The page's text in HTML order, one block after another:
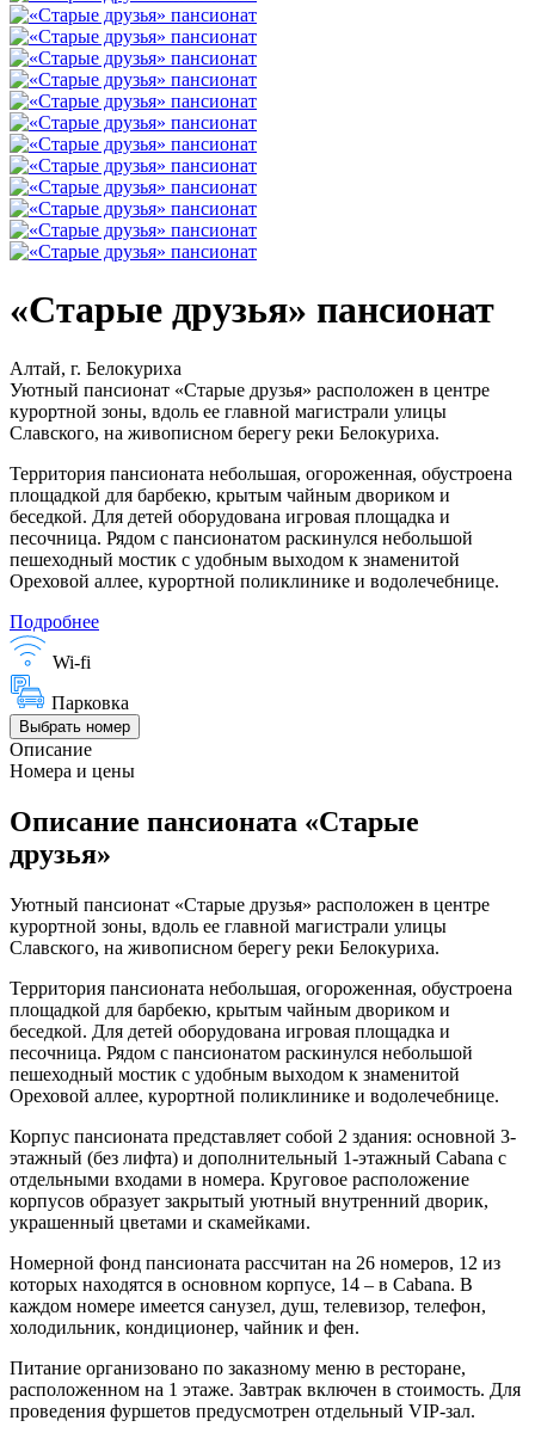
«Старые друзья» пансионат
Алтай, г. Белокуриха
Уютный пансионат «Старые друзья» расположен в центре
курортной зоны, вдоль ее главной магистрали улицы
Славского, на живописном берегу реки Белокуриха.
Территория пансионата небольшая, огороженная, обустроена
площадкой для барбекю, крытым чайным двориком и
беседкой. Для детей оборудована игровая площадка и
песочница. Рядом с пансионатом раскинулся небольшой
пешеходный мостик с удобным выходом к знаменитой
Ореховой аллее, курортной поликлинике и водолечебнице.
Подробнее
Wi-fi
Парковка
Выбрать номер
Описание
Номера и цены
Описание пансионата «Старые
друзья»
Уютный пансионат «Старые друзья» расположен в центре
курортной зоны, вдоль ее главной магистрали улицы
Славского, на живописном берегу реки Белокуриха.
Территория пансионата небольшая, огороженная, обустроена
площадкой для барбекю, крытым чайным двориком и
беседкой. Для детей оборудована игровая площадка и
песочница. Рядом с пансионатом раскинулся небольшой
пешеходный мостик с удобным выходом к знаменитой
Ореховой аллее, курортной поликлинике и водолечебнице.
Корпус пансионата представляет собой 2 здания: основной 3-
этажный (без лифта) и дополнительный 1-этажный Cabana с
отдельными входами в номера. Круговое расположение
корпусов образует закрытый уютный внутренний дворик,
украшенный цветами и скамейками.
Номерной фонд пансионата рассчитан на 26 номеров, 12 из
которых находятся в основном корпусе, 14 – в Cabana. В
каждом номере имеется санузел, душ, телевизор, телефон,
холодильник, кондиционер, чайник и фен.
Питание организовано по заказному меню в ресторане,
расположенном на 1 этаже. Завтрак включен в стоимость. Для
проведения фуршетов предусмотрен отдельный VIP-зал.